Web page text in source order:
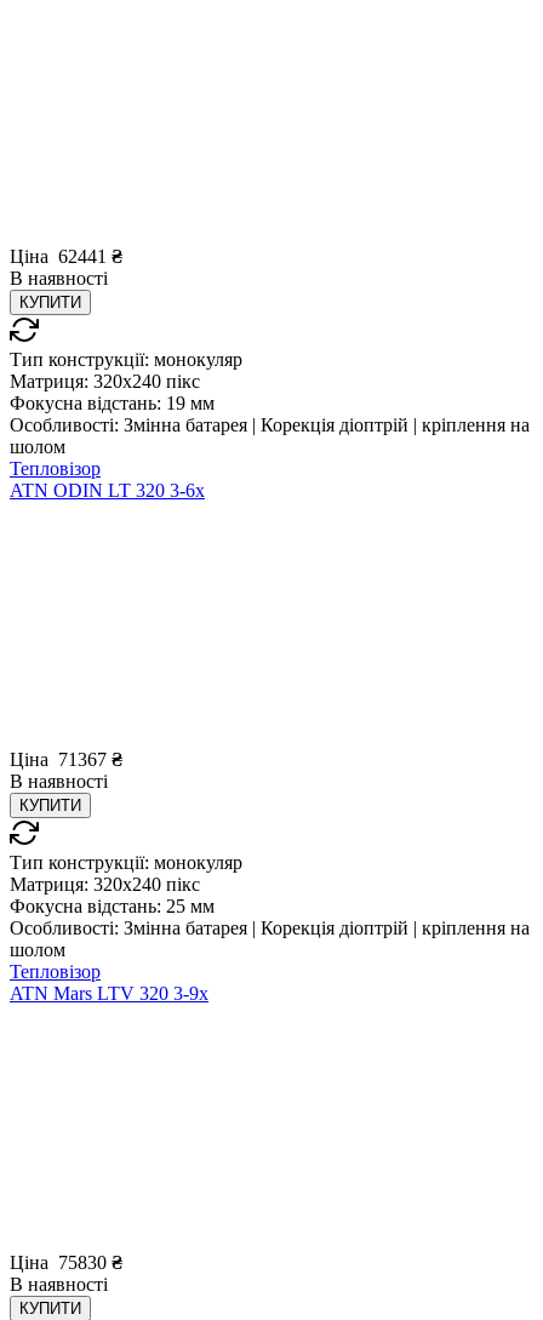
Ціна 62441 ₴
В наявності
КУПИТИ
Тип конструкції: монокуляр
Матриця: 320x240 пікс
Фокусна відстань: 19 мм
Особливості: Змінна батарея | Корекція діоптрій | кріплення на
шолом
Тепловізор
ATN ODIN LT 320 3-6x
Ціна 71367 ₴
В наявності
КУПИТИ
Тип конструкції: монокуляр
Матриця: 320x240 пікс
Фокусна відстань: 25 мм
Особливості: Змінна батарея | Корекція діоптрій | кріплення на
шолом
Тепловізор
ATN Mars LTV 320 3-9x
Ціна 75830 ₴
В наявності
КУПИТИ